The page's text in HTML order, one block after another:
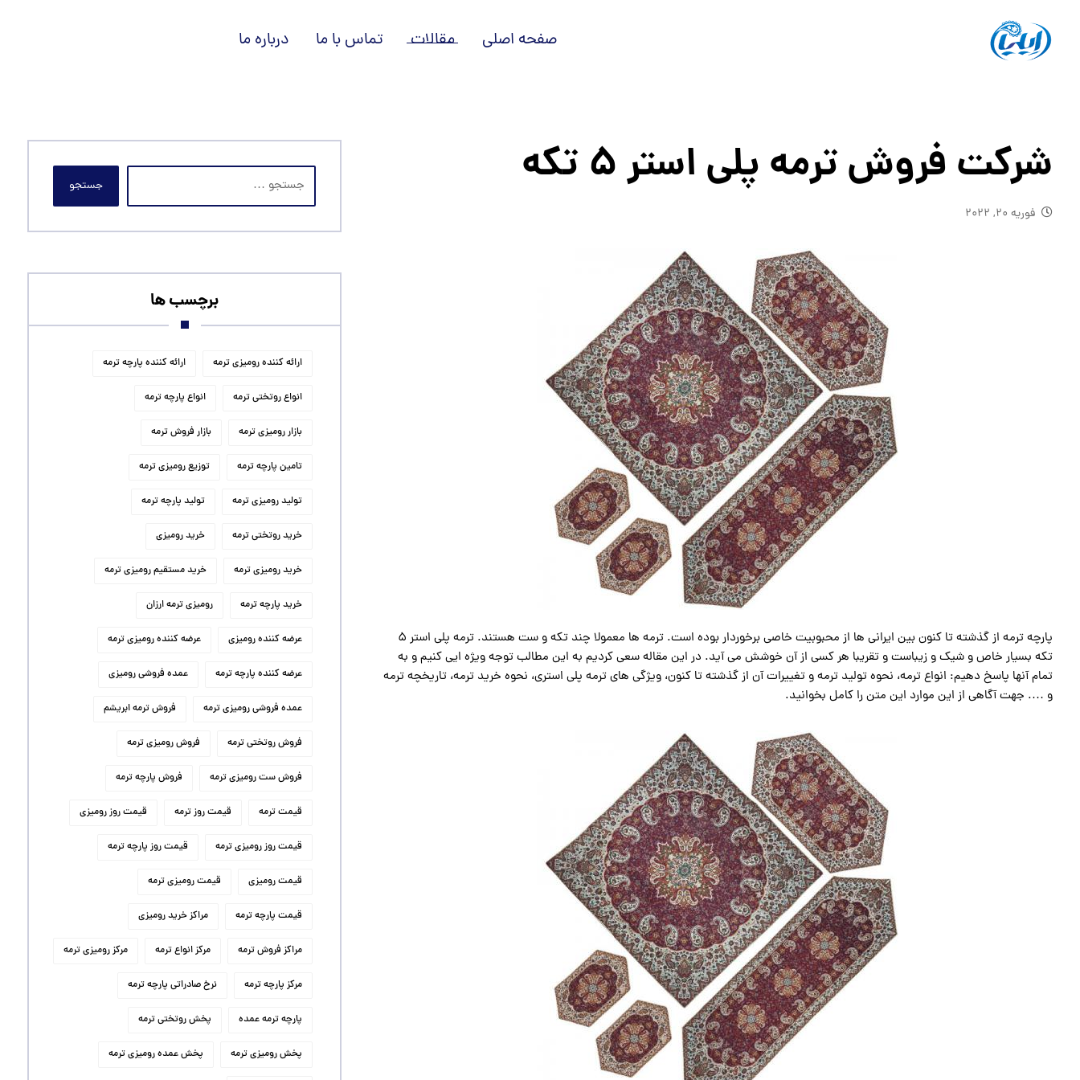
صفحه اصلی مقالات تماس با ما درباره ما
شرکت فروش ترمه پلی استر ۵ تکه
فوریه ۲۰, ۲۰۲۲
پارچه ترمه از گذشته تا کنون بین ایرانی ها از محبوبیت خاصی برخوردار بوده است. ترمه ها معمولا چند تکه و ست هستند. ترمه پلی استر ۵
تکه بسیار خاص و شیک و زیباست و تقریبا هر کسی از آن خوشش می آید. در این مقاله سعی کردیم به این مطالب توجه ویژه ایی کنیم و به
تمام آنها پاسخ دهیم: انواع ترمه، نحوه تولید ترمه و تغییرات آن از گذشته تا کنون، ویژگی های ترمه پلی استری، نحوه خرید ترمه، تاریخچه ترمه
و …. جهت آگاهی از این موارد این متن را کامل بخوانید.
جستجو
برچسب ها
ارائه کننده رومیزی ترمه ارائه کننده پارچه ترمه
انواع روتختی ترمه انواع پارچه ترمه
بازار رومیزی ترمه بازار فروش ترمه
تامین پارچه ترمه توزیع رومیزی ترمه
تولید رومیزی ترمه تولید پارچه ترمه
خرید روتختی ترمه خرید رومیزی
خرید رومیزی ترمه خرید مستقیم رومیزی ترمه
خرید پارچه ترمه رومیزی ترمه ارزان
عرضه کننده رومیزی عرضه کننده رومیزی ترمه
عرضه کننده پارچه ترمه عمده فروشی رومیزی
عمده فروشی رومیزی ترمه فروش ترمه ابریشم
فروش روتختی ترمه فروش رومیزی ترمه
فروش ست رومیزی ترمه فروش پارچه ترمه
قیمت ترمه قیمت روز ترمه قیمت روز رومیزی
قیمت روز رومیزی ترمه قیمت روز پارچه ترمه
قیمت رومیزی قیمت رومیزی ترمه
قیمت پارچه ترمه مراکز خرید رومیزی
مراکز فروش ترمه مرکز انواع ترمه مرکز رومیزی ترمه
مرکز پارچه ترمه نرخ صادراتی پارچه ترمه
پارچه ترمه عمده پخش روتختی ترمه
پخش رومیزی ترمه پخش عمده رومیزی ترمه